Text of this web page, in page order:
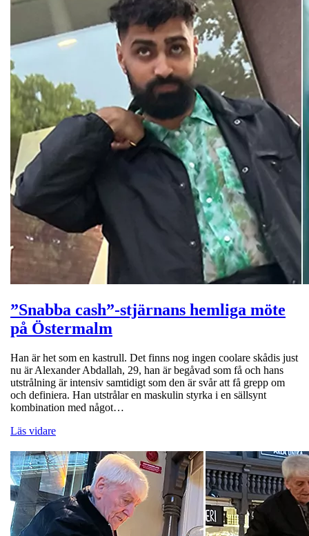
”Snabba cash”-stjärnans hemliga möte
på Östermalm
Han är het som en kastrull. Det finns nog ingen coolare skådis just
nu är Alexander Abdallah, 29, han är begåvad som få och hans
utstrålning är intensiv samtidigt som den är svår att få grepp om
och definiera. Han utstrålar en maskulin styrka i en sällsynt
kombination med något…
Läs vidare